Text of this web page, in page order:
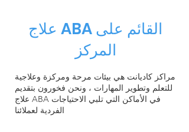
علاج ABA القائم على
المركز
مراكز كاديانت هي بيئات مرحة ومركزة وعلاجية
للتعلم وتطوير المهارات ، ونحن فخورون بتقديم
علاج ABA في الأماكن التي تلبي الاحتياجات
الفردية لعملائنا